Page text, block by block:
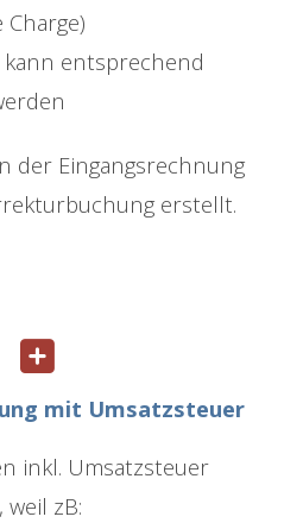
Charge)
kann entsprechend
der Eingangsrechnung
erstellt.
mit Umsatzsteuer
inkl. Umsatzsteuer
zB: